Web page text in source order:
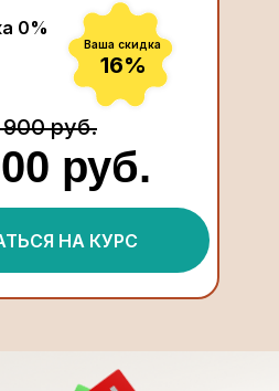
16%
Ваша скидка
0%
руб.
руб.
НА КУРС